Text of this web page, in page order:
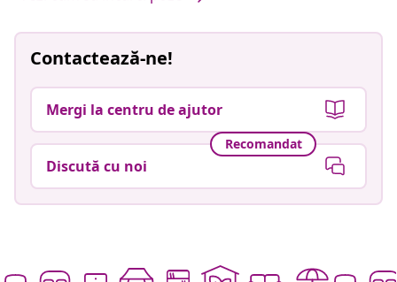
Contactează-ne!
Mergi la centru de ajutor
Recomandat
Discută cu noi